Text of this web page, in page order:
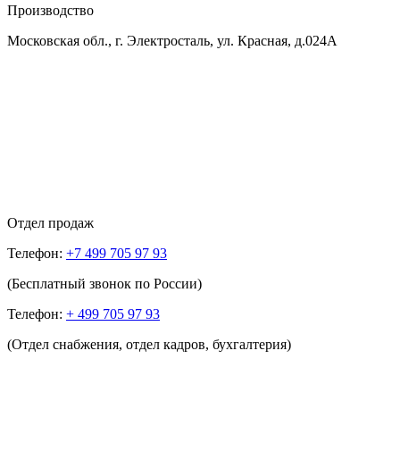
Производство
Московская обл., г. Электросталь, ул. Красная, д.024А
Отдел продаж
Телефон: +7 499 705 97 93
(Бесплатный звонок по России)
Телефон: + 499 705 97 93
(Отдел снабжения, отдел кадров, бухгалтерия)